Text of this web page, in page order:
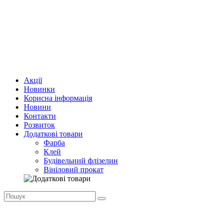
Акції
Новинки
Корисна інформація
Новини
Контакти
Розвиток
Додаткові товари
Фарба
Клей
Будівельний флізелин
Вініловий прокат